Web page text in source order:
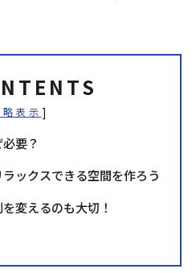
略表示 ]
要？
ックスできる空間を作ろう
変えるのも大切！